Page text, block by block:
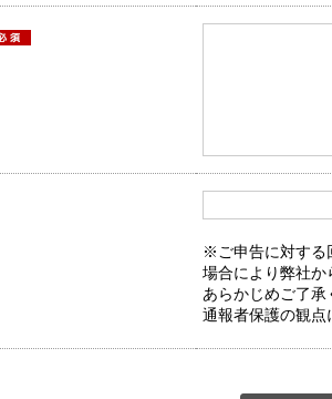
※ご申告に対する
場合により弊社か
あらかじめご了承
通報者保護の観点